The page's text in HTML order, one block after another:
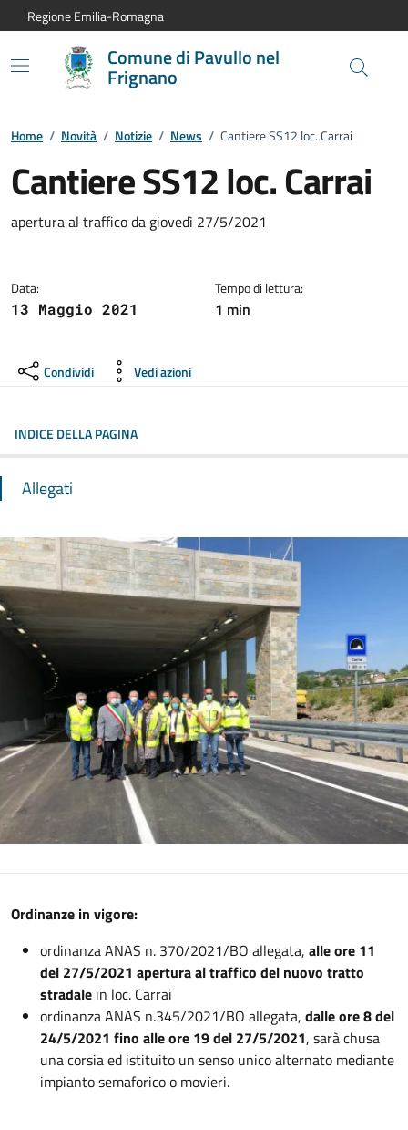
Vai al contenuto principale
Vai alla navigazione del sito
Vai al piede di pagina
Regione Emilia-Romagna
Comune di Pavullo nel
Frignano
Home / Novità / Notizie / News / Cantiere SS12 loc. Carrai
Cantiere SS12 loc. Carrai
Dettagli della notizia:
apertura al traffico da giovedì 27/5/2021
Data:
13 Maggio 2021
Tempo di lettura:
1 min
Condividi Vedi azioni
INDICE DELLA PAGINA
Allegati
Ordinanze in vigore:
ordinanza ANAS n. 370/2021/BO allegata, alle ore 11
del 27/5/2021 apertura al traffico del nuovo tratto
stradale in loc. Carrai
ordinanza ANAS n.345/2021/BO allegata, dalle ore 8 del
24/5/2021 fino alle ore 19 del 27/5/2021, sarà chusa
una corsia ed istituito un senso unico alternato mediante
impianto semaforico o movieri.